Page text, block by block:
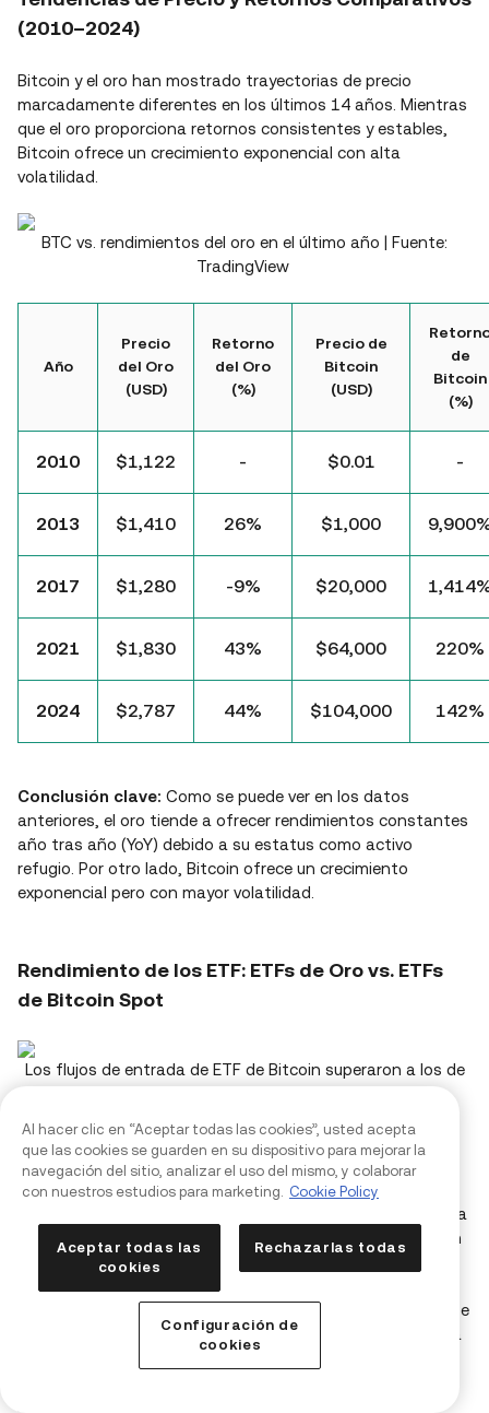
(2010–2024)
Bitcoin y el oro han mostrado trayectorias de precio
marcadamente diferentes en los últimos 14 años. Mientras
que el oro proporciona retornos consistentes y estables,
Bitcoin ofrece un crecimiento exponencial con alta
volatilidad.
BTC vs. rendimientos del oro en el último año | Fuente:
TradingView
Año
Precio
del Oro
(USD)
Retorno
del Oro
(%)
Precio de
Bitcoin
(USD)
de
Bitcoin
(%)
2010 $1,122 - $0.01 -
2013 $1,410 26% $1,000
2017 $1,280 -9% $20,000
2021 $1,830 43% $64,000 220%
2024 $2,787 44% $104,000 142%
Conclusión clave: Como se puede ver en los datos
anteriores, el oro tiende a ofrecer rendimientos constantes
año tras año (YoY) debido a su estatus como activo
refugio. Por otro lado, Bitcoin ofrece un crecimiento
exponencial pero con mayor volatilidad.
Rendimiento de los ETF: ETFs de Oro vs. ETFs
de Bitcoin Spot
Los flujos de entrada de ETF de Bitcoin superaron a los de
El 16 de diciembre de 2024, los ETF de Bitcoin en los
Estados Unidos alcanzaron $129 mil millones en activos
bajo gestión (AUM), superando a los ETF de oro por primera
vez, según K33 Research. Esta cifra incluye ETFs de Bitcoin
spot, así como ETFs de Bitcoin basados en derivados. Eric
combinado de ETF de Bitcoin es de $130 mil millones frente
a $128 mil millones de ETF de oro, el oro aún mantiene una
Al hacer clic en “Aceptar todas las cookies”, usted acepta
que las cookies se guarden en su dispositivo para mejorar la
navegación del sitio, analizar el uso del mismo, y colaborar
con nuestros estudios para marketing.
Cookie Policy
Aceptar todas las
cookies
Rechazarlas todas
Configuración de
cookies